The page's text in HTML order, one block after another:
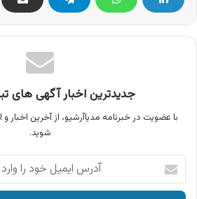
جدیدترین اخبار آگهی های
با عضویت در خبرنامه مدیاآرشیو، از آخرین اخبار و
شوید.
آدرس
ایمیل
خود